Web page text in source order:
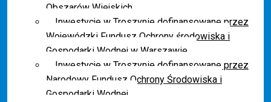
Obszarów Wiejskich
Inwestycje w Troszynie dofinansowane przez
Wojewódzki Fundusz Ochrony środowiska i
Gospodarki Wodnej w Warszawie
Inwestycje w Troszynie dofinansowane przez
Narodowy Fundusz Ochrony Środowiska i
Gospodarki Wodnej